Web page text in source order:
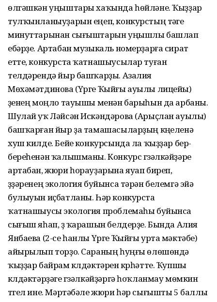
өлгәшкән уңыштары хаҡында һөйләне. Ҡыҙҙар
тулҡынланыуҙарын еңеп, конкурстың тәүге
минуттарынан сығыштарын уңышлы башлап
ебәрҙе. Артабан музыкаль номерҙарға сират
етте, конкурста ҡатнашыусылар туған
телдәрендә йыр башҡарҙы. Азалия
Мөхәмәтдинова (Үрге Ҡыйғы ауылы лицейы)
үҙенең моңло тауышы менән барыһын да арбаны.
Шулай уҡ Ләйсән Искәндәрова (Арыҫлан ауылы)
башҡарған йыр ҙа тамашасыларҙың күңеленә
хуш килде. Бейеү конкурсында ла ҡыҙҙар бер-
береһенән ҡалышманы. Конкурс гүзәлкәйҙәре
артабан, жюри һорауҙарына яуап биреп,
үҙҙәренең экология буйынса тәрән белемгә эйә
булыуын иҫбатланы. Һәр конкурста
ҡатнашыусы экология проблемаһы буйынса
сығыш яһап, үҙ ҡарашын белдерҙе. Бында Алия
Янбаева (2-се һанлы Үрге Ҡыйғы урта мәктәбе)
айырылып торҙо. Сараның һуңғы өлөшөндә
ҡыҙҙар байрам күлдәктәрен күрһәтте. Ҡупшы
күлдәктәрҙәге гүзәлкәйҙәргә һоҡланмау мөмкин
түгел ине. Мәртәбәле жюри һәр сығышты 5 баллы